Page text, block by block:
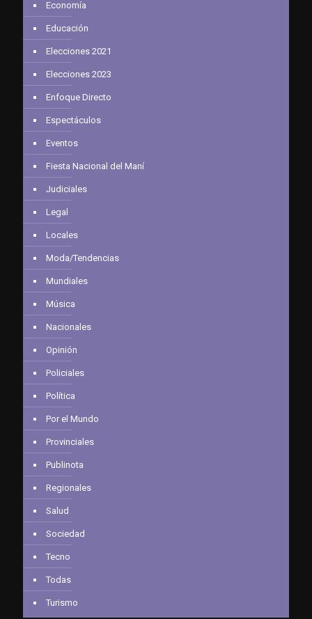
Economía
Educación
Elecciones 2021
Elecciones 2023
Enfoque Directo
Espectáculos
Eventos
Fiesta Nacional del Maní
Judiciales
Legal
Locales
Moda/Tendencias
Mundiales
Música
Nacionales
Opinión
Policiales
Política
Por el Mundo
Provinciales
Publinota
Regionales
Salud
Sociedad
Tecno
Todas
Turismo